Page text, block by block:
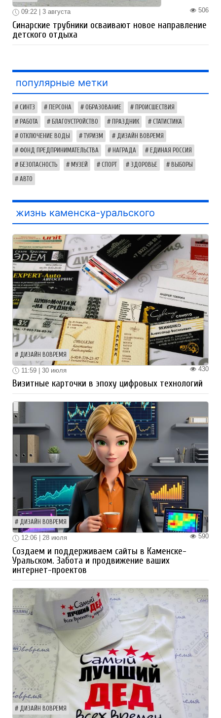
506
09:22 | 3 августа
Синарские трубники осваивают новое направление
детского отдыха
популярные метки
СИНТЗ ПЕРСОНА ОБРАЗОВАНИЕ ПРОИСШЕСТВИЯ
РАБОТА БЛАГОУСТРОЙСТВО ПРАЗДНИК СТАТИСТИКА
ОТКЛЮЧЕНИЕ ВОДЫ ТУРИЗМ ДИЗАЙН ВОВРЕМЯ
ФОНД ПРЕДПРИНИМАТЕЛЬСТВА НАГРАДА ЕДИНАЯ РОССИЯ
БЕЗОПАСНОСТЬ МУЗЕЙ СПОРТ ЗДОРОВЬЕ ВЫБОРЫ
АВТО
жизнь каменска-уральского
ДИЗАЙН ВОВРЕМЯ
430
11:59 | 30 июля
Визитные карточки в эпоху цифровых технологий
ДИЗАЙН ВОВРЕМЯ
590
12:06 | 28 июля
Создаем и поддерживаем сайты в Каменске-
Уральском. Забота и продвижение ваших
интернет-проектов
ДИЗАЙН ВОВРЕМЯ